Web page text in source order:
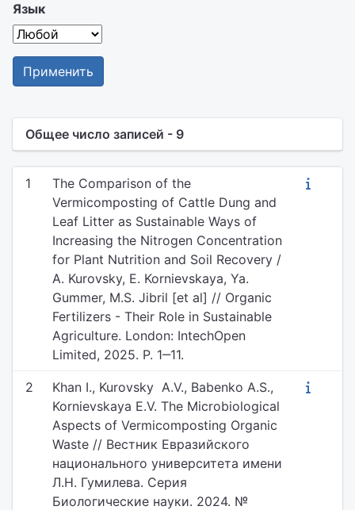
Язык
Применить
Общее число записей - 9
1
The Comparison of the
Vermicomposting of Cattle Dung and
Leaf Litter as Sustainable Ways of
Increasing the Nitrogen Concentration
for Plant Nutrition and Soil Recovery /
A. Kurovsky, E. Kornievskaya, Ya.
Gummer, M.S. Jibril [et al] // Organic
Fertilizers - Their Role in Sustainable
Agriculture. London: IntechOpen
Limited, 2025. P. 1‒11.
2
Khan I., Kurovsky A.V., Babenko A.S.,
Kornievskaya E.V. The Microbiological
Aspects of Vermicomposting Organic
Waste // Вестник Евразийского
национального университета имени
Л.Н. Гумилева. Серия
Биологические науки. 2024. №